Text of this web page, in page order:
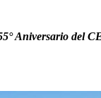
Aniversario del